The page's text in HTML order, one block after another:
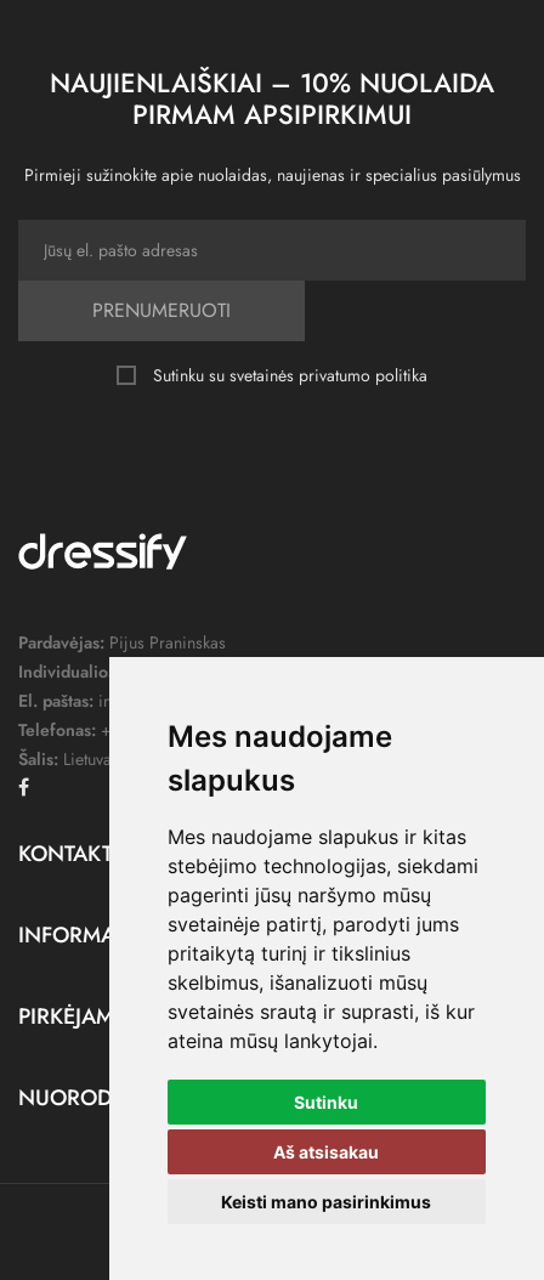
Mes naudojame
slapukus
Mes naudojame slapukus ir kitas
stebėjimo technologijas, siekdami
pagerinti jūsų naršymo mūsų
svetainėje patirtį, parodyti jums
pritaikytą turinį ir tikslinius
skelbimus, išanalizuoti mūsų
svetainės srautą ir suprasti, iš kur
ateina mūsų lankytojai.
Sutinku
Aš atsisakau
Keisti mano pasirinkimus
NAUJIENLAIŠKIAI – 10% NUOLAIDA
PIRMAM APSIPIRKIMUI
Pirmieji sužinokite apie nuolaidas, naujienas ir specialius pasiūlymus
PRENUMERUOTI
Sutinku su svetainės privatumo politika
Pardavėjas: Pijus Praninskas
Individualios veiklos pažymos nr.:
El. paštas: info@dressify.lt
Telefonas: +370 676 78578
Šalis: Lietuva
KONTAKTAI
INFORMACIJA
PIRKĖJAMS
NUORODOS